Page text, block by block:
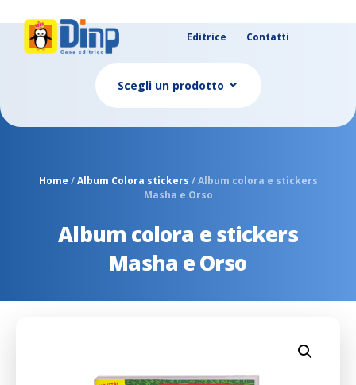
Editrice Contatti
Scegli un prodotto
Home /Album Colora stickers / Album colora e stickers
Masha e Orso
Album colora e stickers
Masha e Orso